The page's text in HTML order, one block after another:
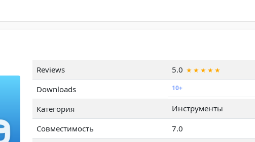
Reviews
5.0
Downloads
10+
Категория
Инструменты
Совместимость
7.0